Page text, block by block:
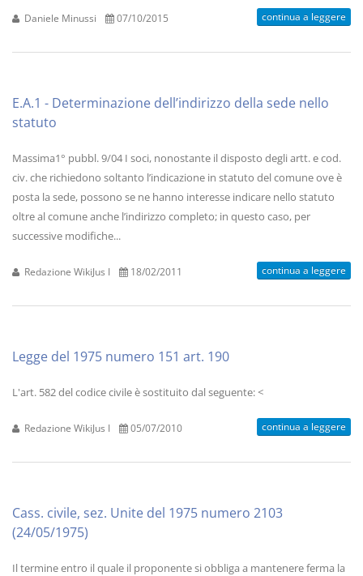
Daniele Minussi 07/10/2015 continua a leggere
E.A.1 - Determinazione dell’indirizzo della sede nello
statuto
Massima1° pubbl. 9/04 I soci, nonostante il disposto degli artt. e cod.
civ. che richiedono soltanto l’indicazione in statuto del comune ove è
posta la sede, possono se ne hanno interesse indicare nello statuto
oltre al comune anche l’indirizzo completo; in questo caso, per
successive modifiche...
Redazione WikiJus I 18/02/2011 continua a leggere
Legge del 1975 numero 151 art. 190
L'art. 582 del codice civile è sostituito dal seguente: <
Redazione WikiJus I 05/07/2010 continua a leggere
Cass. civile, sez. Unite del 1975 numero 2103
(24/05/1975)
Il termine entro il quale il proponente si obbliga a mantenere ferma la